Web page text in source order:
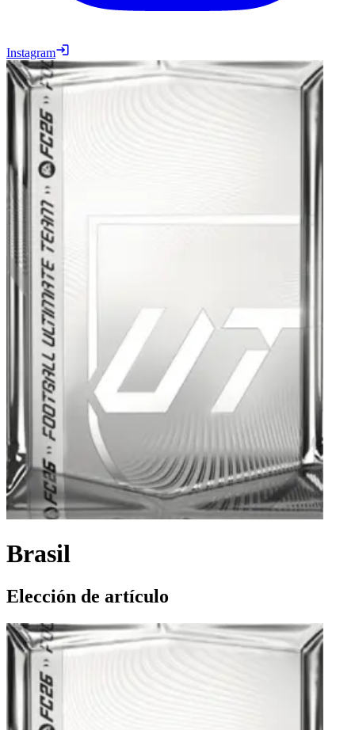
Instagram
Brasil
Elección de artículo